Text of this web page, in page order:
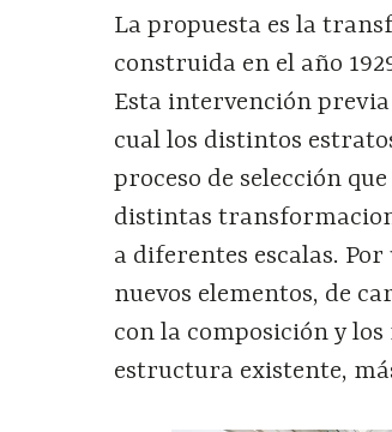
La propuesta es la
construida en el año
Esta intervención
cual los distintos
proceso de selección
distintas
a diferentes escalas.
nuevos elementos, de
con la composición y
estructura existente,